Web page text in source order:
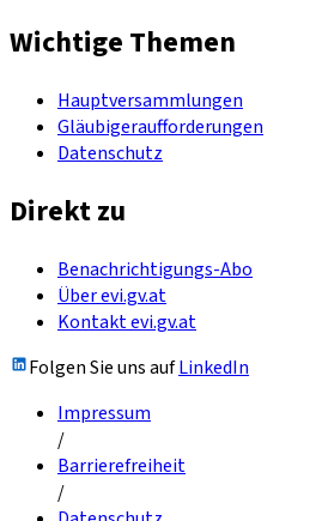
Wichtige Themen
Hauptversammlungen
Gläubigeraufforderungen
Datenschutz
Direkt zu
Benachrichtigungs-Abo
Über evi.gv.at
Kontakt evi.gv.at
Folgen Sie uns aufLinkedIn
Impressum
/
Barrierefreiheit
/